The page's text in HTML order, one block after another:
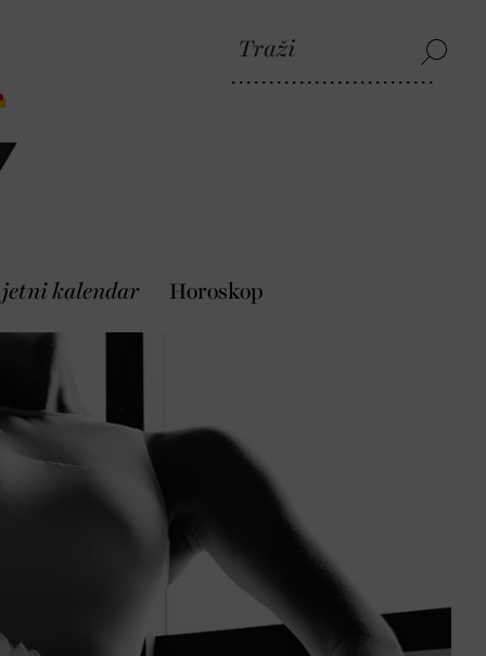
kalendar Horoskop